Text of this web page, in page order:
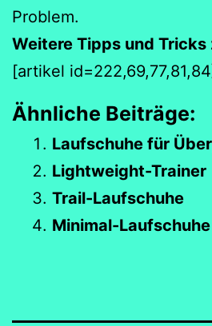
Problem.
Weitere Tipps und Tricks
[artikel
Ähnliche Beiträge:
Laufschuhe für
Lightweight-Trainer
Trail-Laufschuhe
Minimal-Laufschuhe